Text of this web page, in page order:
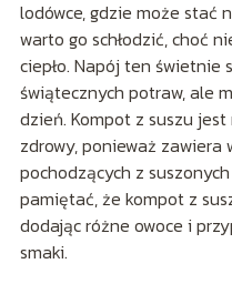
lodówce, gdzie może stać
warto go schłodzić, choć
ciepło. Napój ten świetnie
świątecznych potraw, ale
dzień. Kompot z suszu
zdrowy, ponieważ zawiera
pochodzących z
pamiętać, że kompot z
dodając różne owoce i
smaki.